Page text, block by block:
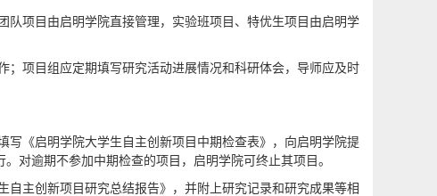
项目由启明学院直接管理，实验班项目、特优生项目由启明学
项目组应定期填写研究活动进展情况和科研体会，导师应及时
《启明学院大学生自主创新项目中期检查表》，向启明学院提
对逾期不参加中期检查的项目，启明学院可终止其项目。
主创新项目研究总结报告》，并附上研究记录和研究成果等相